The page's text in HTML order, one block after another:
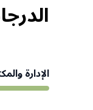
الإدارة